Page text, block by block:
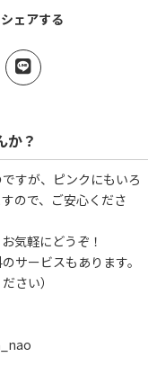
ェアする
か？
すが、ピンクにもいろ
ので、ご安心くださ
気軽にどうぞ！
サービスもあります。
さい）